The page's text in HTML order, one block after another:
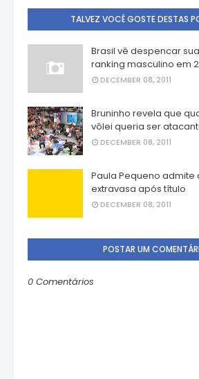
TALVEZ VOCÊ GOSTE DESTAS
Brasil vê despencar
ranking masculino em
DECEMBER 08, 2011
Bruninho revela que
vôlei queria ser
DECEMBER 08, 2011
Paula Pequeno admite
extravasa após título
DECEMBER 08, 2011
POSTAR UM
0 Comentários